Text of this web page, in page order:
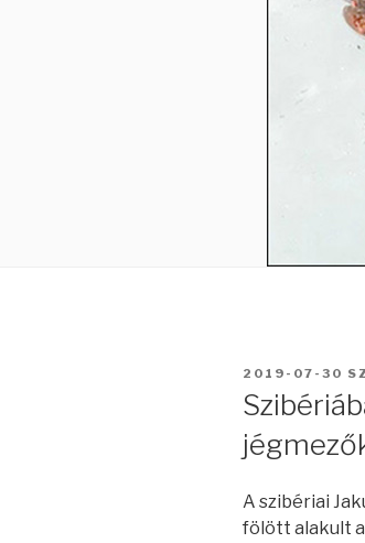
BEKÜLDVE:
2019-07-30
A szibériai
fölött alakult